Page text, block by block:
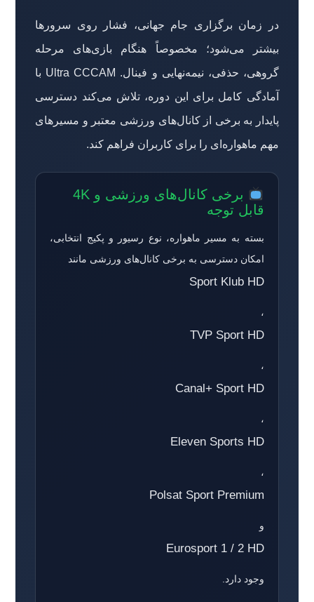
در زمان برگزاری جام جهانی، فشار روی سرورها
بیشتر می‌شود؛ مخصوصاً هنگام بازی‌های مرحله
گروهی، حذفی، نیمه‌نهایی و فینال. Ultra CCCAM با
آمادگی کامل برای این دوره، تلاش می‌کند دسترسی
پایدار به برخی از کانال‌های ورزشی معتبر و مسیرهای
مهم ماهواره‌ای را برای کاربران فراهم کند.
برخی کانال‌های ورزشی و 4K
قابل توجه
بسته به مسیر ماهواره، نوع رسیور و پکیج انتخابی،
امکان دسترسی به برخی کانال‌های ورزشی مانند
Sport Klub HD
،
TVP Sport HD
،
Canal+ Sport HD
،
Eleven Sports HD
،
Polsat Sport Premium
و
Eurosport 1 / 2 HD
وجود دارد.